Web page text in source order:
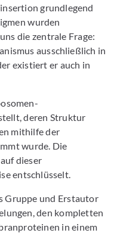
grundlegend
wurden
die zentrale Frage:
ausschließlich in
existiert er auch in
deren Struktur
mithilfe der
wurde. Die
dieser
entschlüsselt.
Gruppe und Erstautor
den kompletten
in einem